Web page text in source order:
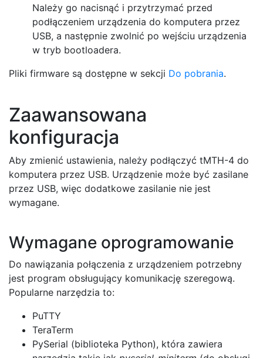
Należy go nacisnąć i przytrzymać przed
podłączeniem urządzenia do komputera przez
USB, a następnie zwolnić po wejściu urządzenia
w tryb bootloadera.
Pliki firmware są dostępne w sekcji Do pobrania.
Zaawansowana
konfiguracja
Aby zmienić ustawienia, należy podłączyć tMTH-4 do
komputera przez USB. Urządzenie może być zasilane
przez USB, więc dodatkowe zasilanie nie jest
wymagane.
Wymagane oprogramowanie
Do nawiązania połączenia z urządzeniem potrzebny
jest program obsługujący komunikację szeregową.
Popularne narzędzia to:
PuTTY
TeraTerm
PySerial (biblioteka Python), która zawiera